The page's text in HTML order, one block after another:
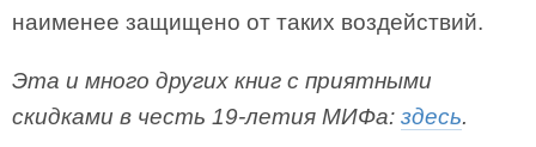
наименее защищено от таких воздействий.
Эта и много других книг с приятными
скидками в честь 19-летия МИФа: здесь.